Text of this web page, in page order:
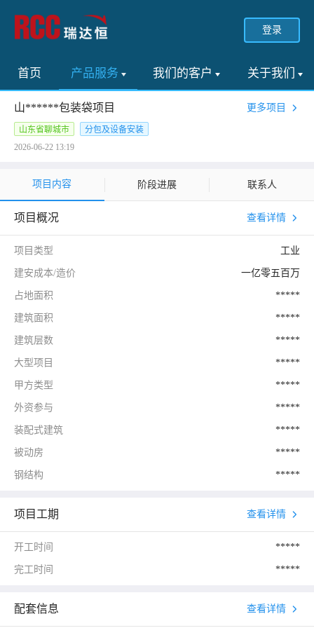
登录
首页 产品服务 我们的客户 关于我们
山******包装袋项目 更多项目
山东省聊城市
分包及设备安装
2026-06-22 13:19
项目内容 阶段进展 联系人
项目概况 查看详情
项目类型 工业
建安成本/造价 一亿零五百万
占地面积 *****
建筑面积 *****
建筑层数 *****
大型项目 *****
甲方类型 *****
外资参与 *****
装配式建筑 *****
被动房 *****
钢结构 *****
项目工期 查看详情
开工时间 *****
完工时间 *****
配套信息 查看详情